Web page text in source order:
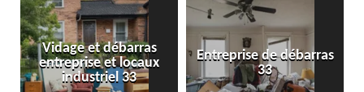
et débarras
et locaux
33
Entreprise de débarras